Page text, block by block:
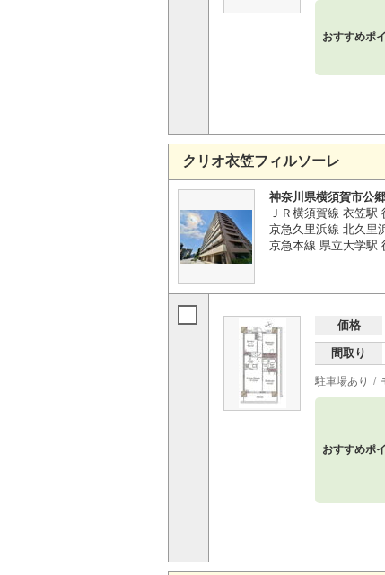
おすすめポ
クリオ衣笠フィルソーレ
神奈川県横須賀市公
ＪＲ横須賀線 衣笠駅
京急久里浜線 北久里
京急本線 県立大学駅
価格
間取り
駐車場あり
おすすめポ